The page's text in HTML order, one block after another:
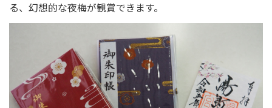
る、幻想的な夜梅が観賞できます。